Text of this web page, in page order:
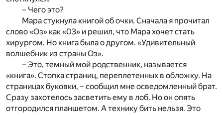
– Чего это?
Мара стукнула книгой об очки. Сначала я прочитал
слово «Оз» как «03» и решил, что Мара хочет стать
хирургом. Но книга была о другом. «Удивительный
волшебник из страны Оз».
– Это, темный мой родственник, называется
«книга». Стопка страниц, переплетенных в обложку. На
страницах буковки, – сообщил мне осведомленный брат.
Сразу захотелось засветить ему в лоб. Но он опять
отгородился планшетом. А технику бить нельзя. Это